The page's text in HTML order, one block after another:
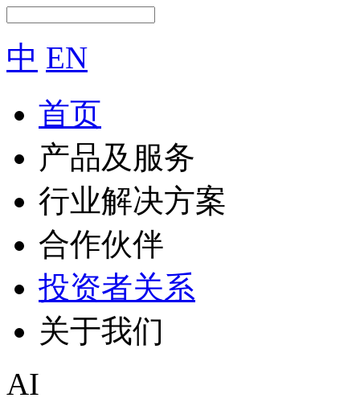
中 EN
首页
产品及服务
行业解决方案
合作伙伴
投资者关系
关于我们
AI